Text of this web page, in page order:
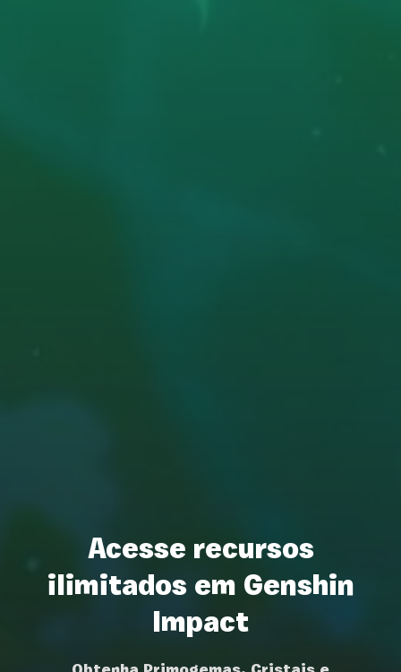
Acesse recursos
ilimitados em Genshin
Impact